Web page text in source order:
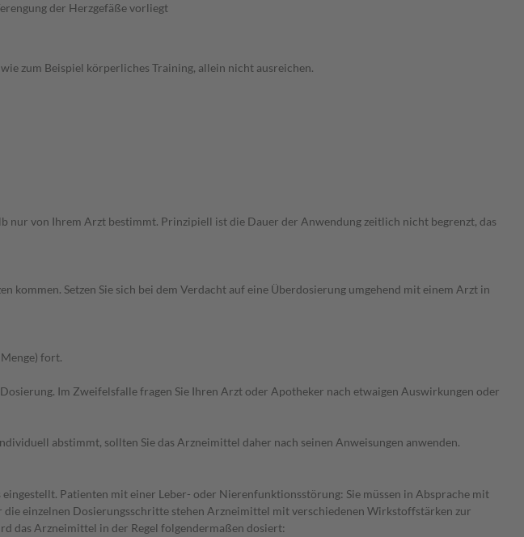
der Herzgefäße vorliegt
zum Beispiel körperliches Training, allein nicht ausreichen.
von Ihrem Arzt bestimmt. Prinzipiell ist die Dauer der Anwendung zeitlich nicht begrenzt, das
Setzen Sie sich bei dem Verdacht auf eine Überdosierung umgehend mit einem Arzt in
fort.
Im Zweifelsfalle fragen Sie Ihren Arzt oder Apotheker nach etwaigen Auswirkungen oder
abstimmt, sollten Sie das Arzneimittel daher nach seinen Anweisungen anwenden.
Patienten mit einer Leber- oder Nierenfunktionsstörung: Sie müssen in Absprache mit
einzelnen Dosierungsschritte stehen Arzneimittel mit verschiedenen Wirkstoffstärken zur
das Arzneimittel in der Regel folgendermaßen dosiert: